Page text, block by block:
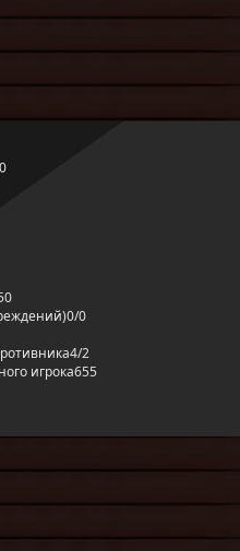
0
0/0
4/2
игрока655